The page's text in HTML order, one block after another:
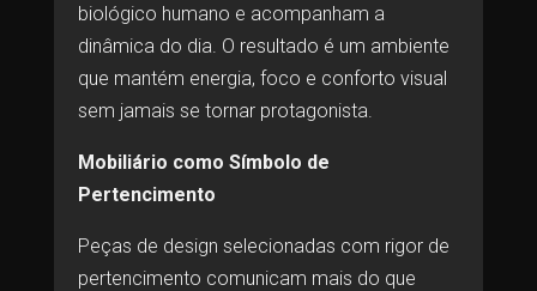
biológico humano e acompanham a
dinâmica do dia. O resultado é um ambiente
que mantém energia, foco e conforto visual
sem jamais se tornar protagonista.
Mobiliário como Símbolo de
Pertencimento
Peças de design selecionadas com rigor de
pertencimento comunicam mais do que